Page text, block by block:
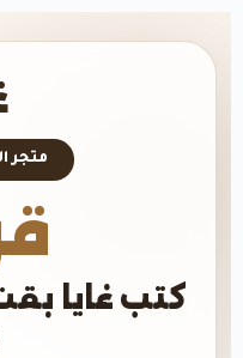
متجر
كتب غايا